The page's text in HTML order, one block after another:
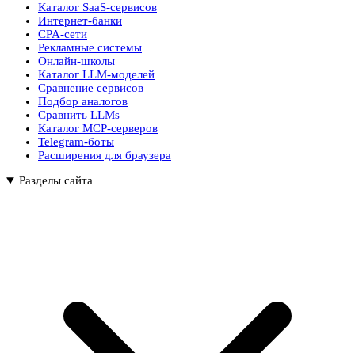
Каталог SaaS-сервисов
Интернет-банки
CPA-сети
Рекламные системы
Онлайн-школы
Каталог LLM-моделей
Сравнение сервисов
Подбор аналогов
Сравнить LLMs
Каталог MCP-серверов
Telegram-боты
Расширения для браузера
Разделы сайта